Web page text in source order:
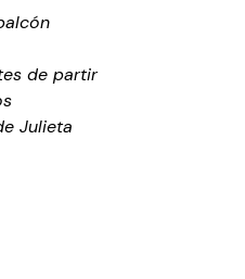
de partir
Julieta